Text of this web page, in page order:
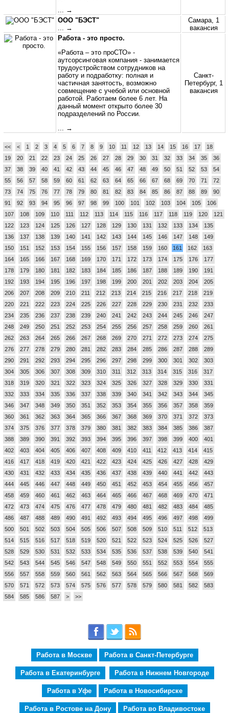
... →
ООО "БЭСТ"
... →
Самара, 1
вакансия
Работа - это просто.
«Работа – это проСТО» -
аутсорсинговая компания - занимается
трудоустройством сотрудников на
работу и подработку: полная и
частичная занятость, возможно
совмещение с учебой или основной
работой. Работаем более 6 лет. На
данный момент открыто более 30
подразделений по России.
... →
Санкт-
Петербург, 1
вакансия
<< < 1 2 3 4 5 6 7 8 9 10 11 12 13 14 15 16 17
18
19
20 21 22 23 24 25 26 27 28 29 30 31 32 33 34 35
36
37
38 39 40 41 42 43 44 45 46 47 48 49 50 51 52 53
54
55
56 57 58 59 60 61 62 63 64 65 66 67 68 69 70 71
72
73
74 75 76 77 78 79 80 81 82 83 84 85 86 87 88 89
90
91
92 93 94 95 96 97 98 99 100 101 102 103 104 105
106
107
108 109 110 111 112 113 114 115 116 117 118 119 120
121
122
123 124 125 126 127 128 129 130 131 132 133 134
135
136
137 138 139 140 141 142 143 144 145 146 147 148
149
150
151 152 153 154 155 156 157 158 159 160 161 162
163
164
165 166 167 168 169 170 171 172 173 174 175 176
177
178
179 180 181 182 183 184 185 186 187 188 189 190
191
192
193 194 195 196 197 198 199 200 201 202 203 204
205
206
207 208 209 210 211 212 213 214 215 216 217 218
219
220
221 222 223 224 225 226 227 228 229 230 231 232
233
234
235 236 237 238 239 240 241 242 243 244 245 246
247
248
249 250 251 252 253 254 255 256 257 258 259 260
261
262
263 264 265 266 267 268 269 270 271 272 273 274
275
276
277 278 279 280 281 282 283 284 285 286 287 288
289
290
291 292 293 294 295 296 297 298 299 300 301 302
303
304
305 306 307 308 309 310 311 312 313 314 315 316
317
318
319 320 321 322 323 324 325 326 327 328 329 330
331
332
333 334 335 336 337 338 339 340 341 342 343 344
345
346
347 348 349 350 351 352 353 354 355 356 357 358
359
360
361 362 363 364 365 366 367 368 369 370 371 372
373
374
375 376 377 378 379 380 381 382 383 384 385 386
387
388
389 390 391 392 393 394 395 396 397 398 399 400
401
402
403 404 405 406 407 408 409 410 411 412 413 414
415
416
417 418 419 420 421 422 423 424 425 426 427 428
429
430
431 432 433 434 435 436 437 438 439 440 441 442
443
444
445 446 447 448 449 450 451 452 453 454 455 456
457
458
459 460 461 462 463 464 465 466 467 468 469 470
471
472
473 474 475 476 477 478 479 480 481 482 483 484
485
486
487 488 489 490 491 492 493 494 495 496 497 498
499
500
501 502 503 504 505 506 507 508 509 510 511 512
513
514
515 516 517 518 519 520 521 522 523 524 525 526
527
528
529 530 531 532 533 534 535 536 537 538 539 540
541
542
543 544 545 546 547 548 549 550 551 552 553 554
555
556
557 558 559 560 561 562 563 564 565 566 567 568
569
570
571 572 573 574 575 576 577 578 579 580 581 582
583
584
585 586 587 > >>
Работа в Москве Работа в Санкт-Петербурге
Работа в Екатеринбурге Работа в Нижнем Новгороде
Работа в Уфе Работа в Новосибирске
Работа в Ростове на Дону Работа во Владивостоке